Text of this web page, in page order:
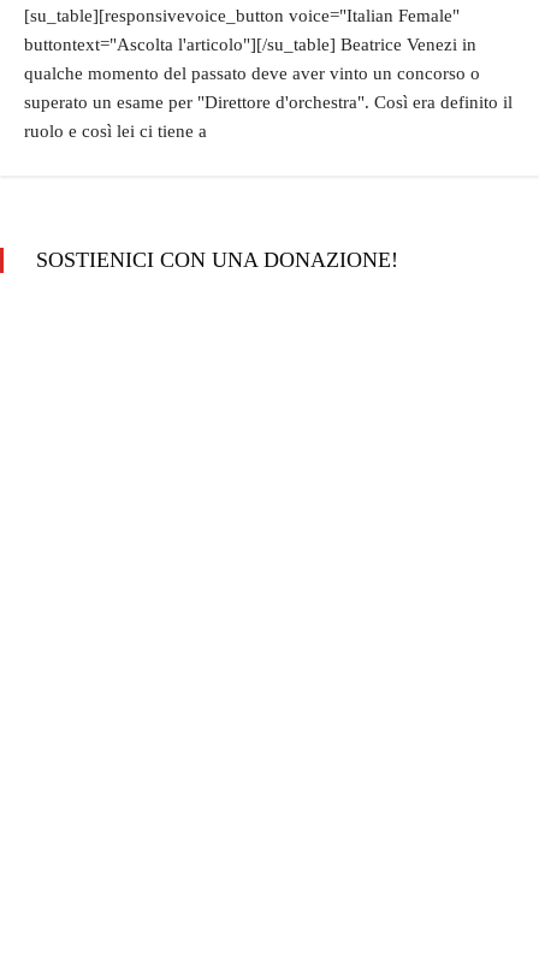
[su_table][responsivevoice_button voice="Italian Female"
buttontext="Ascolta l'articolo"][/su_table] Beatrice Venezi in
qualche momento del passato deve aver vinto un concorso o
superato un esame per "Direttore d'orchestra". Così era definito il
ruolo e così lei ci tiene a
SOSTIENICI CON UNA DONAZIONE!